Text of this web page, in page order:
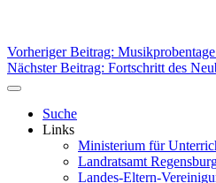
Vorheriger Beitrag:
Nächster Beitrag: Fortschritt des
Suche
Links
Ministerium für
Landratsamt
Landes-Eltern-